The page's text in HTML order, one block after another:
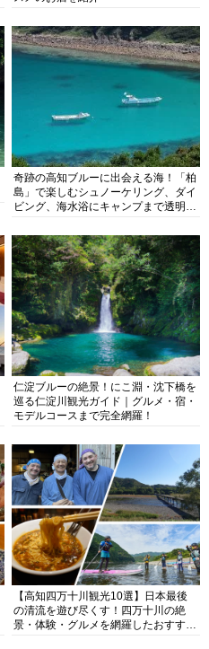
奇跡の高知ブルーに出会える海！「柏
島」で楽しむシュノーケリング、ダイ
ビング、海水浴にキャンプまで透明度
仁淀ブルーの絶景！にこ淵・沈下橋を
巡る仁淀川観光ガイド｜グルメ・宿・
モデルコースまで完全網羅！
【高知四万十川観光10選】日本最後
の清流を遊び尽くす！四万十川の絶
景・体験・グルメを網羅したおすすめ